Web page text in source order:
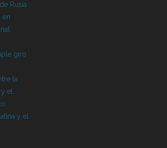
Rusia
en
giro
la
y el
y el